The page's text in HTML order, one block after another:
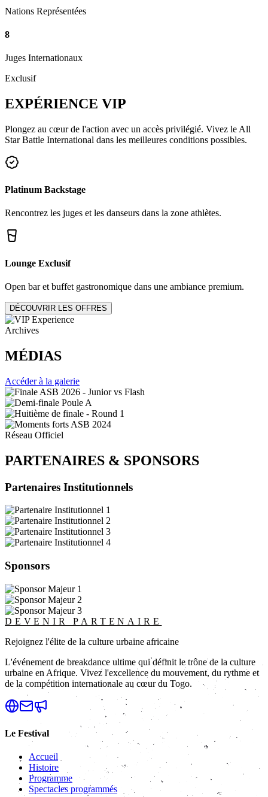
Nations Représentées
8
Juges Internationaux
Exclusif
EXPÉRIENCE VIP
Plongez au cœur de l'action avec un accès privilégié. Vivez le All
Star Battle International dans les meilleures conditions possibles.
Platinum Backstage
Rencontrez les juges et les danseurs dans la zone athlètes.
Lounge Exclusif
Open bar et buffet gastronomique dans une ambiance premium.
DÉCOUVRIR LES OFFRES
Archives
MÉDIAS
Accéder à la galerie
Réseau Officiel
PARTENAIRES & SPONSORS
Partenaires Institutionnels
Sponsors
DEVENIR PARTENAIRE
Rejoignez l'élite de la culture urbaine africaine
L'événement de breakdance ultime qui définit le trône de la culture
urbaine en Afrique. Vivez l'excellence du mouvement, du rythme et
de la compétition internationale au cœur du Togo.
Le Festival
Accueil
Histoire
Programme
Spectacles programmés